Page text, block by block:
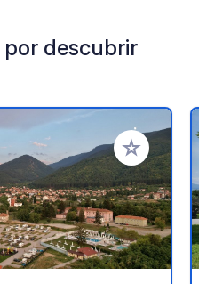
por descubrir
Añadir a tus